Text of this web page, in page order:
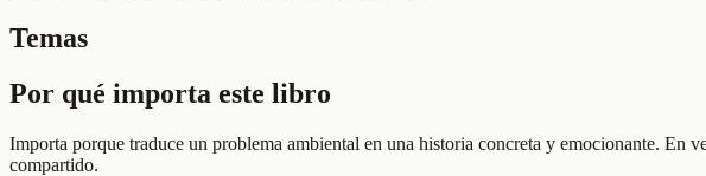
Temas
Por qué importa este libro
Importa porque traduce un problema ambiental en una historia concreta y emocionante. En
compartido.